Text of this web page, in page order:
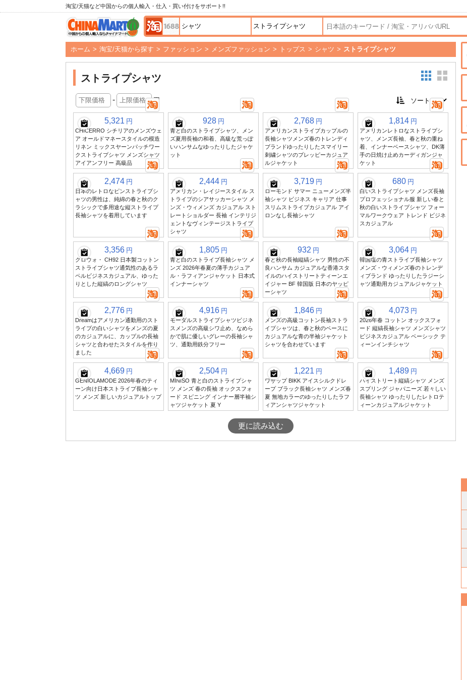
淘宝/天猫など中国からの個人輸入・仕入・買い付けをサポート!!
ホーム > 淘宝/天猫から探す > ファッション > メンズファッション > トップス > シャツ > ストライプシャツ
ストライプシャツ
- 円
5,321 円
CHICERRO シチリアのメンズウェ
ア オールドマネースタイルの模造
リネン ミックスヤーンパッチワー
クストライプシャツ メンズシャツ
アイアンフリー 高級品
928 円
青と白のストライプシャツ、メン
ズ夏用長袖の和着、高級な荒っぽ
いハンサムなゆったりしたジャケ
ット
2,768 円
アメリカンストライプカップルの
長袖シャツメンズ春のトレンディ
ブランドゆったりしたスマイリー
刺繍シャツのプレッピーカジュア
ルジャケット
1,814 円
アメリカンレトロなストライプシ
ャツ、メンズ長袖、春と秋の重ね
着、インナーベースシャツ、DK薄
手の日焼け止めカーディガンジャ
ケット
2,474 円
日本のレトロなピンストライプシ
ャツの男性は、純綿の春と秋のク
ラシックで多用途な縦ストライプ
長袖シャツを着用しています
2,444 円
アメリカン・レイジースタイル ス
トライプのシアサッカーシャツ メ
ンズ・ウィメンズ カジュアル スト
レートショルダー 長袖 インテリジ
ェントなヴィンテージストライプ
シャツ
3,719 円
ローモンド サマー ニューメンズ半
袖シャツ ビジネス キャリア 仕事
スリムストライプカジュアル アイ
ロンなし長袖シャツ
680 円
白いストライプシャツ メンズ長袖
プロフェッショナル服 新しい春と
秋の白いストライプシャツ フォー
マルワークウェア トレンド ビジネ
スカジュアル
3,356 円
クロウォ・ CH92 日本製コットン
ストライプシャツ通気性のあるラ
ペルビジネスカジュアル、ゆった
りとした縦縞のロングシャツ
1,805 円
青と白のストライプ長袖シャツ メ
ンズ 2026年春夏の薄手カジュア
ル・ラフィアンジャケット 日本式
インナーシャツ
932 円
春と秋の長袖縦縞シャツ 男性の不
良ハンサム カジュアルな香港スタ
イルのハイストリートティーンエ
イジャー BF 韓国版 日本のヤッピ
ーシャツ
3,064 円
韓国塩の青ストライプ長袖シャツ
メンズ・ウィメンズ春のトレンデ
ィブランド ゆったりしたラジーシ
ャツ通勤用カジュアルジャケット
2,776 円
Dreamはアメリカン通勤用のスト
ライプの白いシャツをメンズの夏
のカジュアルに、カップルの長袖
シャツと合わせたスタイルを作り
ました
4,916 円
モーダルストライプシャツビジネ
スメンズの高級シワ止め、なめら
かで肌に優しいグレーの長袖シャ
ツ、通勤用鉄分フリー
1,846 円
メンズの高級コットン長袖ストラ
イプシャツは、春と秋のベースに
カジュアルな青の半袖ジャケット
シャツを合わせています
4,073 円
2026年春 コットン オックスフォ
ード 縦縞長袖シャツ メンズシャツ
ビジネスカジュアル ベーシック テ
ィーンインチシャツ
4,669 円
GENIOLAMODE 2026年春のティ
ーン向け日本ストライプ長袖シャ
ツ メンズ 新しいカジュアルトップ
2,504 円
MINISO 青と白のストライプシャ
ツ メンズ 春の長袖 オックスフォ
ード スピニング インナー層半袖シ
ャツジャケット 夏 Y
1,221 円
ワサップ BIKK アイスシルクドレ
ープ ブラック長袖シャツ メンズ春
夏 無地カラーのゆったりしたラフ
ィアンシャツジャケット
1,489 円
ハイストリート縦縞シャツ メンズ
スプリング ジャパニーズ 若々しい
長袖シャツ ゆったりしたレトロテ
ィーンカジュアルジャケット
更に読み込む